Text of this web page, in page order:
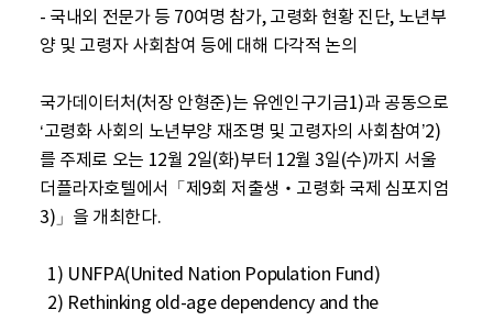
- 국내외 전문가 등 70여명 참가, 고령화 현황 진단, 노년부
양 및 고령자 사회참여 등에 대해 다각적 논의
국가데이터처(처장 안형준)는 유엔인구기금1)과 공동으로
‘고령화 사회의 노년부양 재조명 및 고령자의 사회참여’2)
를 주제로 오는 12월 2일(화)부터 12월 3일(수)까지 서울
더플라자호텔에서「제9회 저출생‧고령화 국제 심포지엄
3)」을 개최한다.